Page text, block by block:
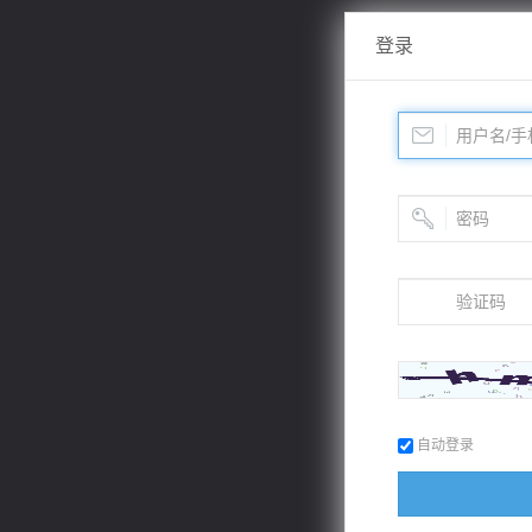
登录
自动登录